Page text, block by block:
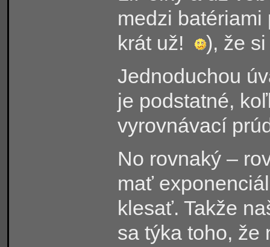
medzi
krát už!
), že
Jednoduchou
je podstatné,
vyrovnávací
No rovnaký –
mať
klesať. Takže
sa týka toho, že